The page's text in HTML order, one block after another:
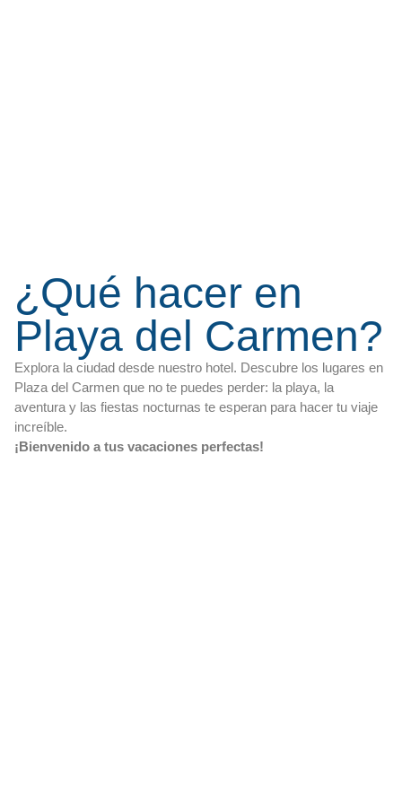
¿Qué hacer en
Playa del Carmen?
Explora la ciudad desde nuestro hotel. Descubre los lugares en
Plaza del Carmen que no te puedes perder: la playa, la
aventura y las fiestas nocturnas te esperan para hacer tu viaje
increíble.
¡Bienvenido a tus vacaciones perfectas!